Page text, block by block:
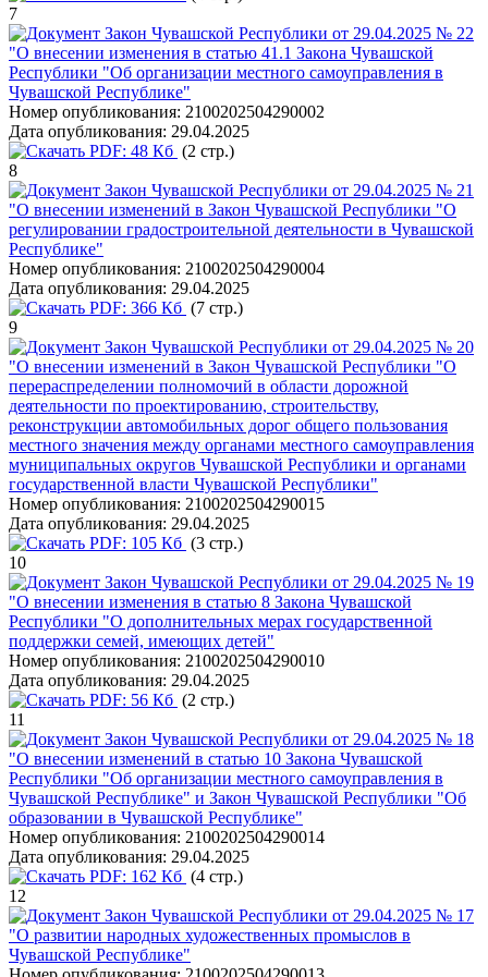
7
Закон Чувашской Республики от 29.04.2025 № 22
"О внесении изменения в статью 41.1 Закона Чувашской
Республики "Об организации местного самоуправления в
Чувашской Республике"
Номер опубликования: 2100202504290002
Дата опубликования: 29.04.2025
PDF: 48 Кб (2 стр.)
8
Закон Чувашской Республики от 29.04.2025 № 21
"О внесении изменений в Закон Чувашской Республики "О
регулировании градостроительной деятельности в Чувашской
Республике"
Номер опубликования: 2100202504290004
Дата опубликования: 29.04.2025
PDF: 366 Кб (7 стр.)
9
Закон Чувашской Республики от 29.04.2025 № 20
"О внесении изменений в Закон Чувашской Республики "О
перераспределении полномочий в области дорожной
деятельности по проектированию, строительству,
реконструкции автомобильных дорог общего пользования
местного значения между органами местного самоуправления
муниципальных округов Чувашской Республики и органами
государственной власти Чувашской Республики"
Номер опубликования: 2100202504290015
Дата опубликования: 29.04.2025
PDF: 105 Кб (3 стр.)
10
Закон Чувашской Республики от 29.04.2025 № 19
"О внесении изменения в статью 8 Закона Чувашской
Республики "О дополнительных мерах государственной
поддержки семей, имеющих детей"
Номер опубликования: 2100202504290010
Дата опубликования: 29.04.2025
PDF: 56 Кб (2 стр.)
11
Закон Чувашской Республики от 29.04.2025 № 18
"О внесении изменений в статью 10 Закона Чувашской
Республики "Об организации местного самоуправления в
Чувашской Республике" и Закон Чувашской Республики "Об
образовании в Чувашской Республике"
Номер опубликования: 2100202504290014
Дата опубликования: 29.04.2025
PDF: 162 Кб (4 стр.)
12
Закон Чувашской Республики от 29.04.2025 № 17
"О развитии народных художественных промыслов в
Чувашской Республике"